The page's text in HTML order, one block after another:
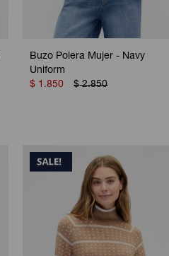
Buzo Polera Mujer - Navy
Uniform
$ 1.850 $ 2.850